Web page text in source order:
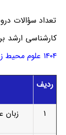
تعداد سؤالات
کارشناسی ارشد
۱۴۰۴ علوم محیط زیست
ردیف
۱